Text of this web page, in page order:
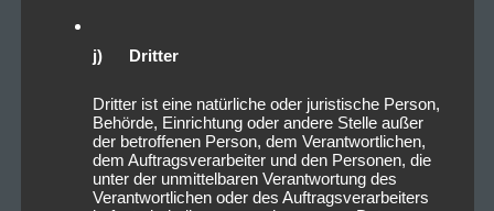
j) Dritter
Dritter ist eine natürliche oder juristische Person,
Behörde, Einrichtung oder andere Stelle außer
der betroffenen Person, dem Verantwortlichen,
dem Auftragsverarbeiter und den Personen, die
unter der unmittelbaren Verantwortung des
Verantwortlichen oder des Auftragsverarbeiters